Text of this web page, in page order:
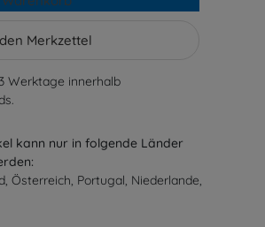
Merkzettel
Werktage innerhalb
kann nur in folgende Länder
Österreich, Portugal, Niederlande,